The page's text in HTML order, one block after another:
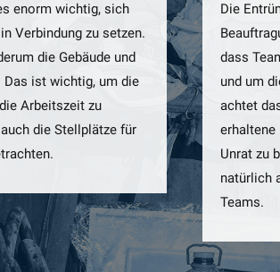
enorm wichtig, sich
Verbindung zu setzen.
die Gebäude und
Das ist wichtig, um die
Arbeitszeit zu
die Stellplätze für
Die
dass
und um
achtet
erhaltene
Unrat zu
natürlich
Teams.